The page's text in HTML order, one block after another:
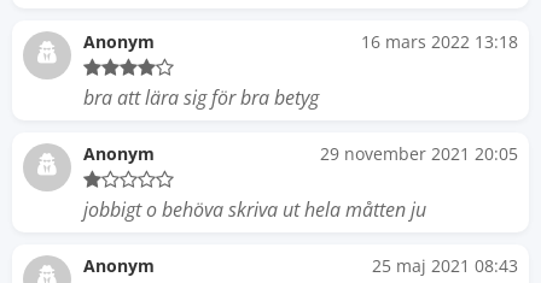
Anonym 16 mars 2022 13:18
bra att lära sig för bra betyg
Anonym 29 november 2021 20:05
jobbigt o behöva skriva ut hela måtten ju
Anonym 25 maj 2021 08:43